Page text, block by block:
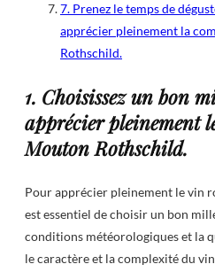
7. Prenez le temps de
apprécier pleinement la
Rothschild.
1. Choisissez un bon
apprécier pleinement
Mouton Rothschild.
Pour apprécier pleinement le vin
est essentiel de choisir un bon
conditions météorologiques et la
le caractère et la complexité du